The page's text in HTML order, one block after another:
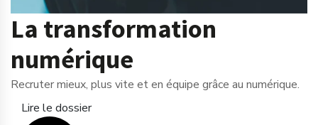
La transformation
numérique
Recruter mieux, plus vite et en équipe grâce au numérique.
Lire le dossier